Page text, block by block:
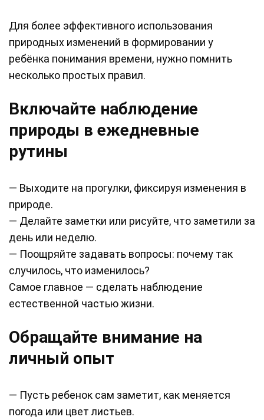
Для более эффективного использования
природных изменений в формировании у
ребёнка понимания времени, нужно помнить
несколько простых правил.
Включайте наблюдение
природы в ежедневные
рутины
— Выходите на прогулки, фиксируя изменения в
природе.
— Делайте заметки или рисуйте, что заметили за
день или неделю.
— Поощряйте задавать вопросы: почему так
случилось, что изменилось?
Самое главное — сделать наблюдение
естественной частью жизни.
Обращайте внимание на
личный опыт
— Пусть ребенок сам заметит, как меняется
погода или цвет листьев.